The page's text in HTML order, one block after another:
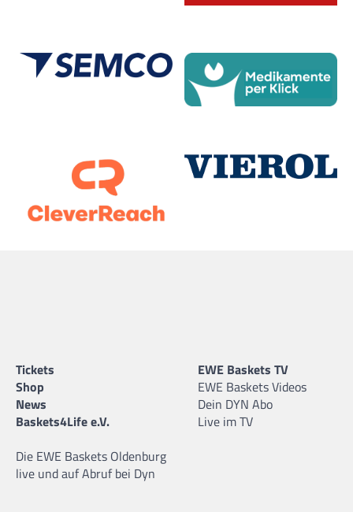
Tickets
Shop
News
Baskets4Life e.V.
Die EWE Baskets Oldenburg
live und auf Abruf bei Dyn
EWE Baskets TV
EWE Baskets Videos
Dein DYN Abo
Live im TV